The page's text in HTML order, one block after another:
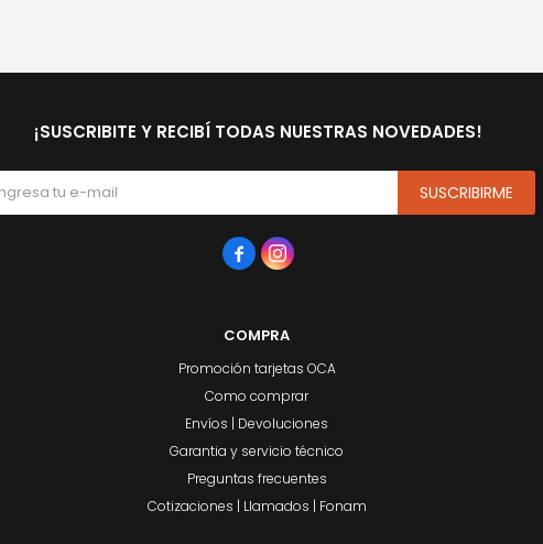
COMPRA
Promoción tarjetas OCA
Como comprar
Envíos | Devoluciones
Garantia y servicio técnico
Preguntas frecuentes
Cotizaciones | Llamados | Fonam
¡SUSCRIBITE Y RECIBÍ TODAS NUESTRAS NOVEDADES!
SUSCRIBIRME
 